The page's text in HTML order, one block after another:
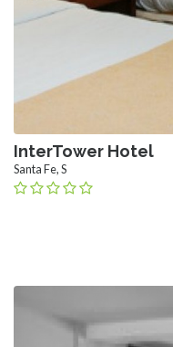
InterTower Hotel
Santa Fe, S